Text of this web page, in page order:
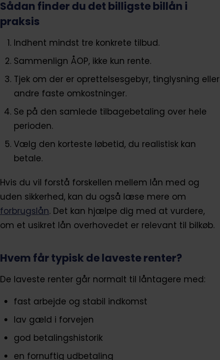
Sådan finder du det billigste billån i
praksis
Indhent mindst tre konkrete tilbud.
Sammenlign ÅOP, ikke kun rente.
Tjek om der er oprettelsesgebyr, tinglysning eller
andre faste omkostninger.
Se på den samlede tilbagebetaling over hele
perioden.
Vælg den korteste løbetid, du realistisk kan
betale.
Hvis du vil forstå forskellen mellem lån med og
uden sikkerhed, kan du også læse mere om
forbrugslån. Det kan hjælpe dig med at vurdere,
om et usikret lån overhovedet er relevant til bilkøb.
Hvem får typisk de laveste renter?
De laveste renter går normalt til låntagere med:
fast arbejde og stabil indkomst
lav gæld i forvejen
god betalingshistorik
en fornuftig udbetaling